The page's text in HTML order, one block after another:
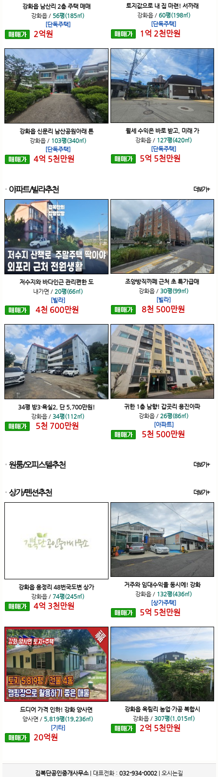
강화읍 남산리 2층 주택 매매
강화읍 / 56평(185㎡)
[단독주택]
2억원
토지값으로 내 집 마련! 서까래
강화읍/ 60평(198㎡)
[단독주택]
1 억 2천만원
강화읍 신문리 남산공원아래 튼
강화읍/ 103평(340㎡)
[단독주택]
4억 5천만원
월세 수익은 바로 받고, 미래 가
강화읍 / 127평(420㎡)
[단독주택]
5억 5천만원
아파트/빌라추천 더보기+
저수지와 바다인근 관리편한 도
내가면 / 20평(66㎡)
[빌라]
4천 600만원
조양방직까페 근처 초 특가급매
강화읍 / 30평(99㎡)
[빌라]
8천 500만원
34평 방3·욕실2, 단 5,700만원!
강화읍 / 34평(112㎡)
5천 700만원
귀한 1층 남향! 갑곳리 용진아파
강화읍 / 26평(86㎡)
[아파트]
5천 500만원
원룸/오피스텔추천 더보기+
상가/펜션추천 더보기+
강화읍 용정리 48번국도변 상가
강화읍 / 74평(245㎡)
4억 3천만원
거주와 임대수익을 동시에! 강화
강화읍 / 132평(436㎡)
[상가주택]
5억 5천만원
드디어 가격 인하! 강화 양사면
양사면 / 5,819평(19,236㎡)
[기타]
20억원
강화읍 옥림리 농업·가공 복합시
강화읍/ 307평(1,015㎡)
2억 5천만원
김복단공인중개사무소| 대표전화 : 032-934-0002 오시는길